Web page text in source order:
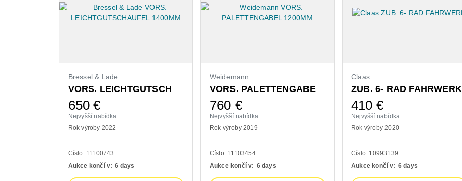
Bressel & Lade
650 €
Nejvyšší nabídka
Rok výroby 2022
Císlo: 11100743
Aukce končí v: 6 days
Weidemann
760 €
Nejvyšší nabídka
Rok výroby 2019
Císlo: 11103454
Aukce končí v: 6 days
Claas
ZUB. 6- RAD FAHRWERK
410 €
Nejvyšší nabídka
Rok výroby 2020
Císlo: 10993139
Aukce končí v: 6 days